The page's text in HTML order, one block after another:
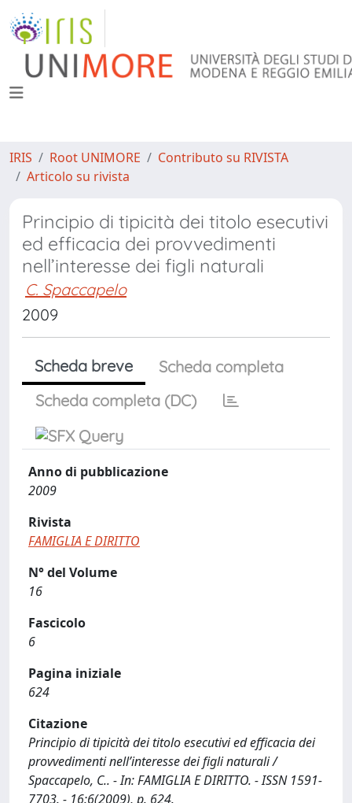
IRIS Root UNIMORE
Contributo su RIVISTA
Articolo su rivista
Principio di tipicità dei titolo esecutivi
ed efficacia dei provvedimenti
nell’interesse dei figli naturali
C. Spaccapelo
2009
Scheda breve
Scheda completa
Scheda completa (DC)
Anno di pubblicazione
2009
Rivista
FAMIGLIA E DIRITTO
N° del Volume
16
Fascicolo
6
Pagina iniziale
624
Citazione
Principio di tipicità dei titolo esecutivi ed efficacia dei
provvedimenti nell’interesse dei figli naturali /
Spaccapelo, C.. - In: FAMIGLIA E DIRITTO. - ISSN 1591-
7703. - 16:6(2009), p. 624.